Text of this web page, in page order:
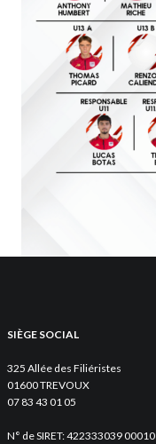
SIÈGE SOCIAL
325 Allée des Filiéristes
01600 TREVOUX
07 83 43 01 05
N° de SIRET: 422333039 00010